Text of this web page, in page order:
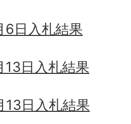
6日入札結果
日入札結果
13日入札結果